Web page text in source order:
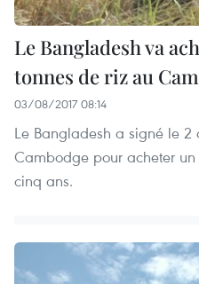
Le Bangladesh va
tonnes de riz au
03/08/2017 08:14
Le Bangladesh a signé le
Cambodge pour acheter
cinq ans.